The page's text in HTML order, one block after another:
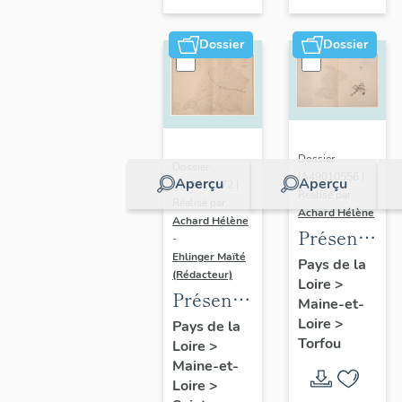
sur-
Moine
Dossier
Aperçu
IA49010572 |
Achard Hélène
-
Ehlinger Maïté
(Rédacteur)
Présentation
du
patrimoine
industriel
Pays de la
Loire >
Maine-et-
Loire >
Dossier
Aperçu
Dossier
IA49010556 |
Réalisé par
Achard Hélène
du
patrimoine
industriel
de la
commune
de
Pays de la
Loire >
Maine-et-
Loire >
Torfou